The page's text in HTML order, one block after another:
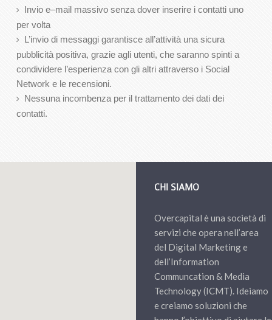
Invio e–mail massivo senza dover inserire i contatti uno
per volta
L’invio di messaggi garantisce all’attività una sicura
pubblicità positiva, grazie agli utenti, che saranno spinti a
condividere l’esperienza con gli altri attraverso i Social
Network e le recensioni.
Nessuna incombenza per il trattamento dei dati dei
contatti.
CHI SIAMO
Overcapital è una società di
servizi che opera nell’area
del Digital Marketing e
dell’Information
Communcation & Media
Technology (ICMT). Ideiamo
e creiamo soluzioni che